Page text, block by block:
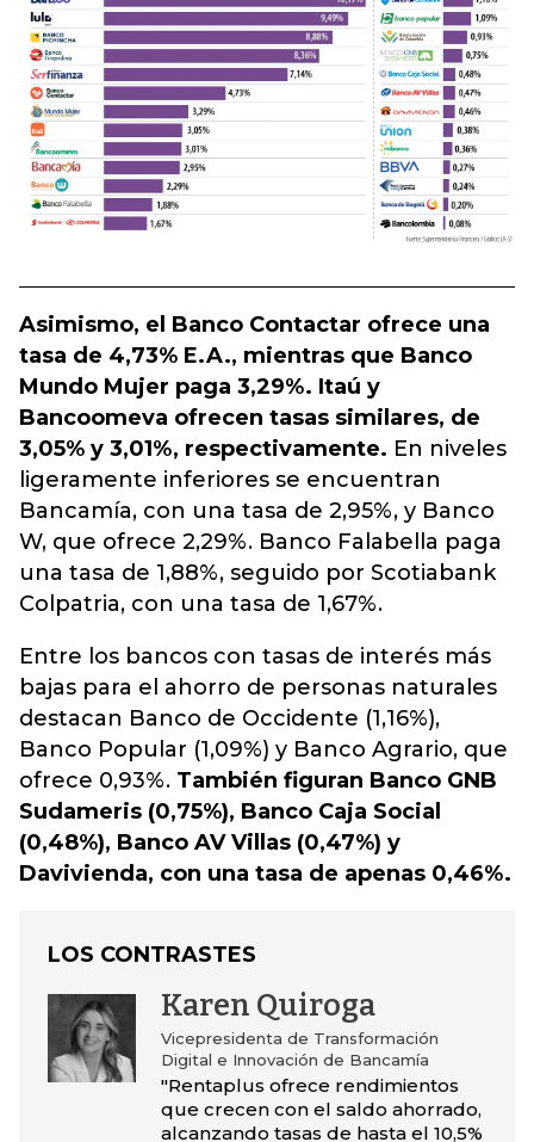
Asimismo, el Banco Contactar ofrece una
tasa de 4,73% E.A., mientras que Banco
Mundo Mujer paga 3,29%. Itaú y
Bancoomeva ofrecen tasas similares, de
3,05% y 3,01%, respectivamente. En niveles
ligeramente inferiores se encuentran
Bancamía, con una tasa de 2,95%, y Banco
W, que ofrece 2,29%. Banco Falabella paga
una tasa de 1,88%, seguido por Scotiabank
Colpatria, con una tasa de 1,67%.
Entre los bancos con tasas de interés más
bajas para el ahorro de personas naturales
destacan Banco de Occidente (1,16%),
Banco Popular (1,09%) y Banco Agrario, que
ofrece 0,93%. También figuran Banco GNB
Sudameris (0,75%), Banco Caja Social
(0,48%), Banco AV Villas (0,47%) y
Davivienda, con una tasa de apenas 0,46%.
LOS CONTRASTES
Karen Quiroga
Vicepresidenta de Transformación
Digital e Innovación de Bancamía
"Rentaplus ofrece rendimientos
que crecen con el saldo ahorrado,
alcanzando tasas de hasta el 10,5%